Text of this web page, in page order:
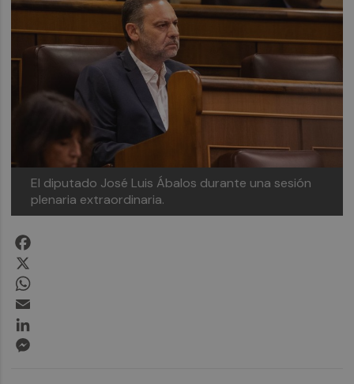
El diputado José Luis Ábalos durante una sesión
plenaria extraordinaria.